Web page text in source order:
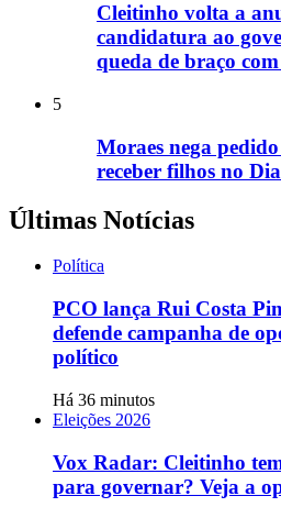
Cleitinho volta a
candidatura ao
queda de braço
5
Moraes nega
receber filhos no
Últimas Notícias
Política
PCO lança Rui Costa
defende campanha de
político
Há 36 minutos
Eleições 2026
Vox Radar: Cleitinho
para governar? Veja a